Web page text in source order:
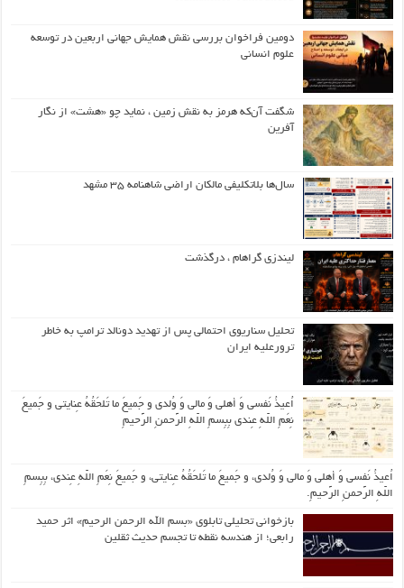
دومین فراخوان بررسی نقش همایش جهانی اربعین در توسعه
علوم انسانی
شگفت آن‌که هرمز به نقش زمین ، نماید چو «هشت» از نگار
آفرین
سال‌ها بلاتکلیفی مالکان اراضی شاهنامه ۳۵ مشهد
لیندزی گراهام ، درگذشت
تحلیل سناریوی احتمالی پس از تهدید دونالد ترامپ به خاطر
ترورعلیه ایران
اُعیذُ نَفسی وَ أهلی وَ مالی وَ وُلدی و جَمیعَ ما تَلحَقُهُ عِنایتی و جَمیعَ
نِعَمِ اللّهِ عِندی بِبِسمِ اللّهِ الرَّحمنِ الرَّحیمِ
اُعیذُ نَفسی وَ أهلی وَ مالی وَ وُلدی، و جَمیعَ ما تَلحَقُهُ عِنایتی، و جَمیعَ نِعَمِ اللّهِ عِندی، بِبِسمِ
اللّهِ الرَّحمنِ الرَّحیمِ.
بازخوانی تحلیلی تابلوی «بسم الله الرحمن الرحیم» اثر حمید
رابعی؛ از هندسه نقطه تا تجسم حدیث ثقلین